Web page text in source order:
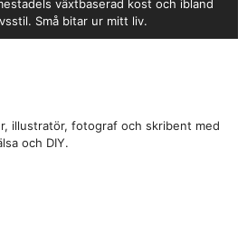
växtbaserad kost och ibland
Små bitar ur mitt liv.
illustratör, fotograf och skribent med
och DIY.